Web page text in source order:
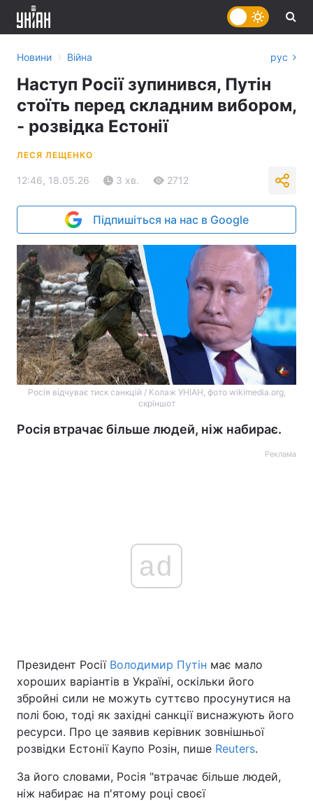
Головна Війна
Україна Політика
Економіка Світ
Спорт Наука
Новини › Війна рус
Наступ Росії зупинився, Путін
стоїть перед складним вибором,
- розвідка Естонії
ЛЕСЯ ЛЕЩЕНКО
12:46, 18.05.26 3 хв. 2712
Підпишіться на нас в Google
Росія відчуває тиск санкцій / Колаж УНІАН, фото wikimedia.org,
скріншот
Росія втрачає більше людей, ніж набирає.
Реклама
ad
Президент Росії Володимир Путін має мало
хороших варіантів в Україні, оскільки його
збройні сили не можуть суттєво просунутися на
полі бою, тоді як західні санкції виснажують його
ресурси. Про це заявив керівник зовнішньої
розвідки Естонії Каупо Розін, пише Reuters.
За його словами, Росія "втрачає більше людей,
ніж набирає на п'ятому році своєї